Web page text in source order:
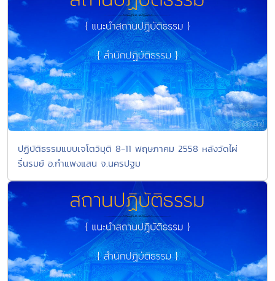
ปฏิบัติธรรมแบบเจโตวิมุติ 8-11 พฤษภาคม 2558 หลังวัดไผ่
รื่นรมย์ อ.กำแพงแสน จ.นครปฐม